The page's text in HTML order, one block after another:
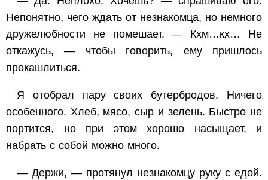
Непонятно, чего ждать от незнакомца, но немного
дружелюбности не помешает. — Кхм…кх… Не
откажусь, — чтобы говорить, ему пришлось
прокашлиться.
Я отобрал пару своих бутербродов. Ничего
особенного. Хлеб, мясо, сыр и зелень. Быстро не
портится, но при этом хорошо насыщает, и
набрать с собой можно много.
— Держи, — протянул незнакомцу руку с едой.